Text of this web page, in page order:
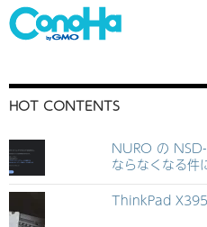
HOT CONTENTS
NURO の
ならなくなる件
ThinkPad